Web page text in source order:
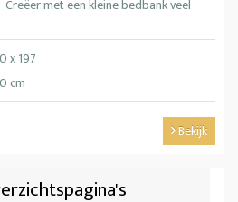
met een kleine bedbank veel
x 197
cm
Bekijk